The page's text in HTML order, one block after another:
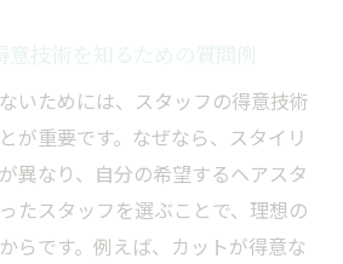
意技術を知るための質問例
いためには、スタッフの得意技術
が重要です。なぜなら、スタイリ
異なり、自分の希望するヘアスタ
たスタッフを選ぶことで、理想の
らです。例えば、カットが得意な